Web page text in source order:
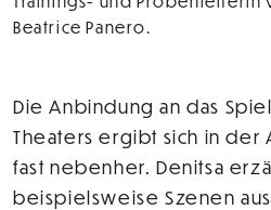
Beatrice Panero.
Die Anbindung an das
Theaters ergibt sich in der
fast nebenher. Denitsa
beispielsweise Szenen